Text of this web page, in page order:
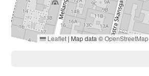
Leaflet | Map data ©OpenStreetMap